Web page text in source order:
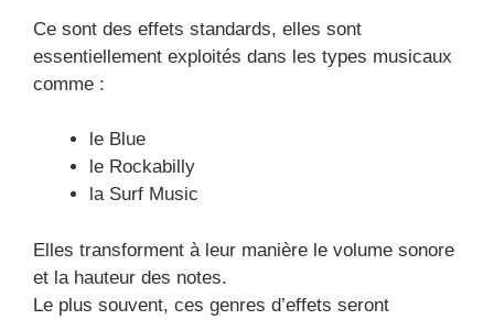
Ce sont des effets standards, elles sont
essentiellement exploités dans les types musicaux
comme :
le Blue
le Rockabilly
la Surf Music
Elles transforment à leur manière le volume sonore
et la hauteur des notes.
Le plus souvent, ces genres d’effets seront